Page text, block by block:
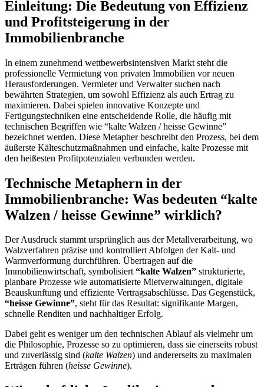
Einleitung: Die Bedeutung von Effizienz
und Profitsteigerung in der
Immobilienbranche
In einem zunehmend wettbewerbsintensiven Markt steht die
professionelle Vermietung von privaten Immobilien vor neuen
Herausforderungen. Vermieter und Verwalter suchen nach
bewährten Strategien, um sowohl Effizienz als auch Ertrag zu
maximieren. Dabei spielen innovative Konzepte und
Fertigungstechniken eine entscheidende Rolle, die häufig mit
technischen Begriffen wie “kalte Walzen / heisse Gewinne”
bezeichnet werden. Diese Metapher beschreibt den Prozess, bei dem
äußerste Kälteschutzmaßnahmen und einfache, kalte Prozesse mit
den heißesten Profitpotenzialen verbunden werden.
Technische Metaphern in der
Immobilienbranche: Was bedeuten “kalte
Walzen / heisse Gewinne” wirklich?
Der Ausdruck stammt ursprünglich aus der Metallverarbeitung, wo
Walzverfahren präzise und kontrolliert Abfolgen der Kalt- und
Warmverformung durchführen. Übertragen auf die
Immobilienwirtschaft, symbolisiert“kalte Walzen” strukturierte,
planbare Prozesse wie automatisierte Mietverwaltungen, digitale
Beauskunftung und effiziente Vertragsabschlüsse. Das Gegenstück,
“heisse Gewinne”, steht für das Resultat: signifikante Margen,
schnelle Renditen und nachhaltiger Erfolg.
Dabei geht es weniger um den technischen Ablauf als vielmehr um
die Philosophie, Prozesse so zu optimieren, dass sie einerseits robust
und zuverlässig sind (kalte Walzen) und andererseits zu maximalen
Erträgen führen (heisse Gewinne).